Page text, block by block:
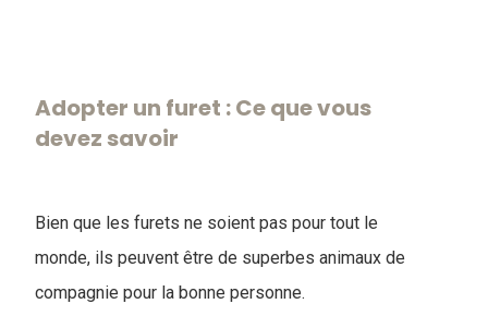
Adopter un furet : Ce que vous
devez savoir
Bien que les furets ne soient pas pour tout le
monde, ils peuvent être de superbes animaux de
compagnie pour la bonne personne.